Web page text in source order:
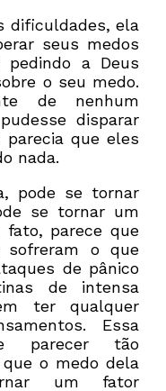
dificuldades, ela
seus medos
a Deus
o seu medo.
de nenhum
disparar
que eles
nada.
pode se tornar
se tornar um
fato, parece que
sofreram o que
de pânico
de intensa
ter qualquer
Essa
parecer tão
o medo dela
um fator